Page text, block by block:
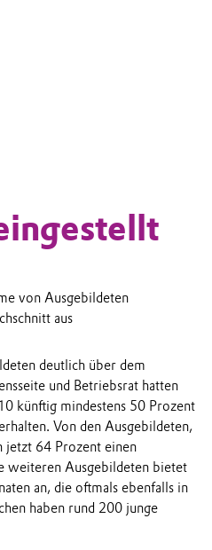
von Ausgebildeten
aus
deutlich über dem
und Betriebsrat hatten
künftig mindestens 50 Prozent
Von den Ausgebildeten,
jetzt 64 Prozent einen
weiteren Ausgebildeten bietet
an, die oftmals ebenfalls in
haben rund 200 junge